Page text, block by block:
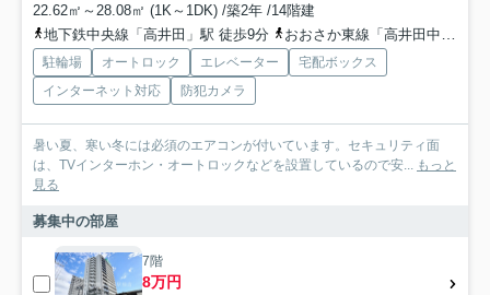
22.62㎡～28.08㎡ (1K～1DK) /築2年 /14階建
地下鉄中央線「高井田」駅 徒歩9分
おおさか東線「高井田中央」駅 徒歩10分
駐輪場 オートロック エレベーター
宅配ボックス
インターネット対応
防犯カメラ
暑い夏、寒い冬には必須のエアコンが付いています。セキュリティ面
は、TVインターホン・オートロックなどを設置しているので安... もっと
見る
募集中の部屋
7階
8万円